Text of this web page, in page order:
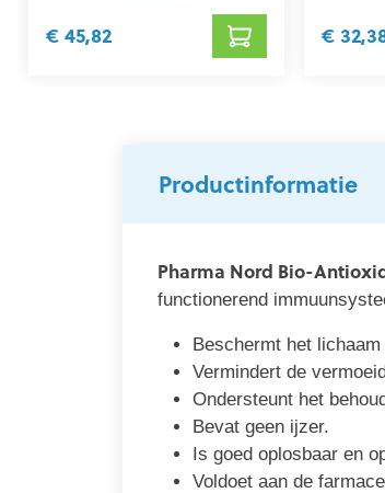
€ 45,82 €
Productinformatie
Pharma Nord Bio-
functionerend
Beschermt het
Vermindert de
Ondersteunt het
Bevat geen ijzer.
Is goed oplosbaar en
Voldoet aan de